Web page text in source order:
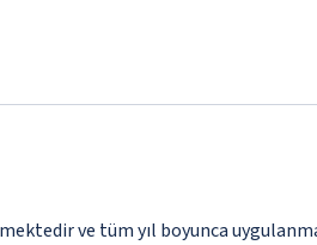
ve tüm yıl boyunca